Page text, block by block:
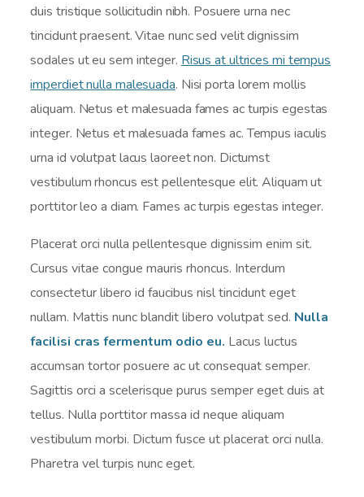
duis tristique sollicitudin nibh. Posuere urna nec
tincidunt praesent. Vitae nunc sed velit dignissim
sodales ut eu sem integer. Risus at ultrices mi tempus
imperdiet nulla malesuada. Nisi porta lorem mollis
aliquam. Netus et malesuada fames ac turpis egestas
integer. Netus et malesuada fames ac. Tempus iaculis
urna id volutpat lacus laoreet non. Dictumst
vestibulum rhoncus est pellentesque elit. Aliquam ut
porttitor leo a diam. Fames ac turpis egestas integer.
Placerat orci nulla pellentesque dignissim enim sit.
Cursus vitae congue mauris rhoncus. Interdum
consectetur libero id faucibus nisl tincidunt eget
nullam. Mattis nunc blandit libero volutpat sed. Nulla
facilisi cras fermentum odio eu. Lacus luctus
accumsan tortor posuere ac ut consequat semper.
Sagittis orci a scelerisque purus semper eget duis at
tellus. Nulla porttitor massa id neque aliquam
vestibulum morbi. Dictum fusce ut placerat orci nulla.
Pharetra vel turpis nunc eget.